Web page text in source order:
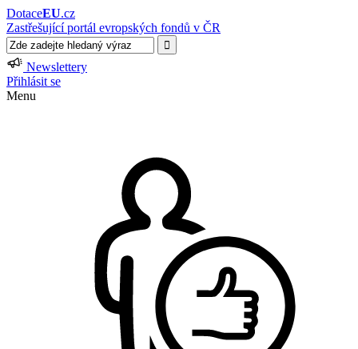
DotaceEU.cz
Zastřešující portál evropských fondů v ČR
Newslettery
Přihlásit se
Menu